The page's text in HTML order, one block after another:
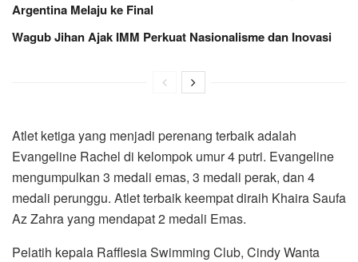
Argentina Melaju ke Final
Wagub Jihan Ajak IMM Perkuat Nasionalisme dan Inovasi
Atlet ketiga yang menjadi perenang terbaik adalah
Evangeline Rachel di kelompok umur 4 putri. Evangeline
mengumpulkan 3 medali emas, 3 medali perak, dan 4
medali perunggu. Atlet terbaik keempat diraih Khaira Saufa
Az Zahra yang mendapat 2 medali Emas.
Pelatih kepala Rafflesia Swimming Club, Cindy Wanta